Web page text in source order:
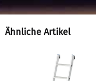
Ähnliche Artikel